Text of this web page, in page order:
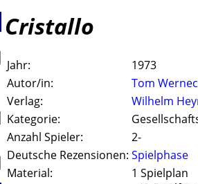
Cristallo
Jahr:
1973
Autor/in:
Tom
Verlag:
Wilhelm
Kategorie:
Anzahl Spieler:
2-
Deutsche Rezensionen: Spielphase
Material:
1 Spielplan